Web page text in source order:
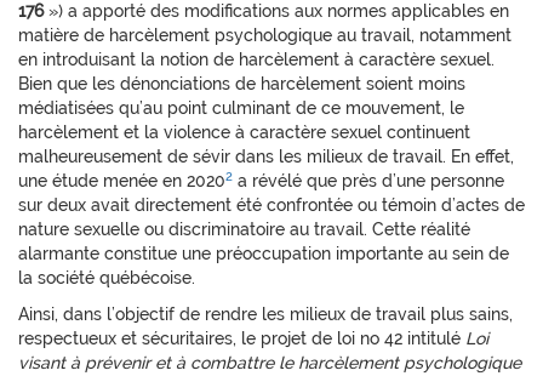
176») a apporté des modifications aux normes applicables en
matière de harcèlement psychologique au travail, notamment
en introduisant la notion de harcèlement à caractère sexuel.
Bien que les dénonciations de harcèlement soient moins
médiatisées qu’au point culminant de ce mouvement, le
harcèlement et la violence à caractère sexuel continuent
malheureusement de sévir dans les milieux de travail. En effet,
une étude menée en 20202 a révélé que près d’une personne
sur deux avait directement été confrontée ou témoin d’actes de
nature sexuelle ou discriminatoire au travail. Cette réalité
alarmante constitue une préoccupation importante au sein de
la société québécoise.
Ainsi, dans l’objectif de rendre les milieux de travail plus sains,
respectueux et sécuritaires, le projet de loi no 42 intitulé Loi
visant à prévenir et à combattre le harcèlement psychologique